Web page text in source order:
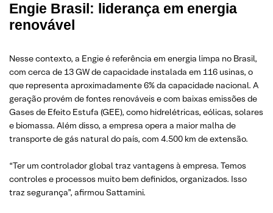
Engie Brasil: liderança em energia
renovável
Nesse contexto, a Engie é referência em energia limpa no Brasil,
com cerca de 13 GW de capacidade instalada em 116 usinas, o
que representa aproximadamente 6% da capacidade nacional. A
geração provém de fontes renováveis e com baixas emissões de
Gases de Efeito Estufa (GEE), como hidrelétricas, eólicas, solares
e biomassa. Além disso, a empresa opera a maior malha de
transporte de gás natural do país, com 4.500 km de extensão.
“Ter um controlador global traz vantagens à empresa. Temos
controles e processos muito bem definidos, organizados. Isso
traz segurança”, afirmou Sattamini.